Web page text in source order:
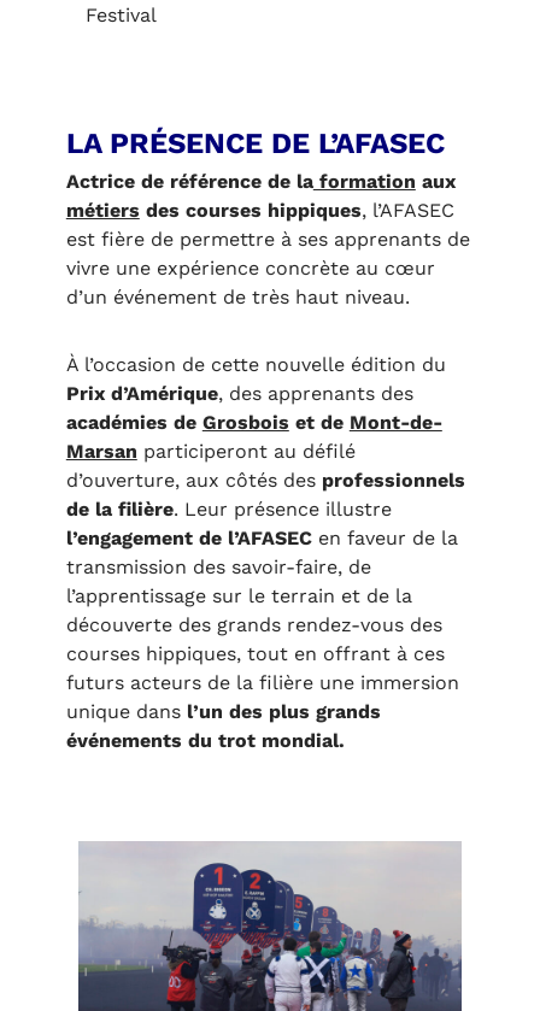
Festival
LA PRÉSENCE DE L’AFASEC
Actrice de référence de laformation aux
métiers des courses hippiques, l’AFASEC
est fière de permettre à ses apprenants de
vivre une expérience concrète au cœur
d’un événement de très haut niveau.
À l’occasion de cette nouvelle édition du
Prix d’Amérique, des apprenants des
académies de Grosbois et de Mont-de-
Marsan participeront au défilé
d’ouverture, aux côtés desprofessionnels
de la filière. Leur présence illustre
l’engagement de l’AFASECen faveur de la
transmission des savoir-faire, de
l’apprentissage sur le terrain et de la
découverte des grands rendez-vous des
courses hippiques, tout en offrant à ces
futurs acteurs de la filière une immersion
unique dans l’un des plus grands
événements du trot mondial.